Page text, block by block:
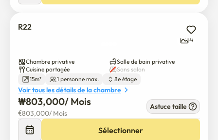
R22
4
Chambre privative
Salle de bain privative
Cuisine partagée
Sans salon
15m²
1 personne max. 8e étage
Voir tous les détails de la chambre
₩803,000/ Mois
€803,000/ Mois
Astuce taille
Sélectionner